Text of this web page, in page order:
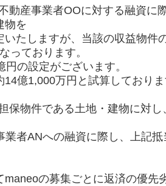
動産事業者OOに対する融資に
物を
いたしますが、当該の収益物件
っております。
円の設定がございます。
14億1,000万円と試算しており
保物件である土地・建物に対
業者ANへの融資に際し、上記
maneoの募集ごとに返済の優先